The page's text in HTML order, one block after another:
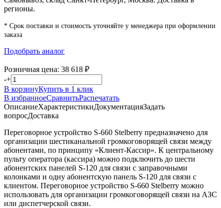
регионы.
* Срок поставки и стоимость уточняйте у менеджера при оформлении
заказа
Подобрать аналог
Розничная цена: 38 618 ₽
-+
В корзинуКупить в 1 клик
В избранноеСравнитьРаспечатать
ОписаниеХарактеристикиДокументацияЗадать
вопросДоставка
Переговорное устройство S-660 Stelberry предназначено для
организации шестиканальной громкоговорящей связи между
абонентами, по принципу «Клиент-Кассир». К центральному
пульту оператора (кассира) можно подключить до шести
абонентских панелей S-120 для связи с заправочными
колонками и одну абонентскую панель S-120 для связи с
клиентом. Переговорное устройство S-660 Stelberry можно
использовать для организации громкоговорящей связи на АЗС
или диспетчерской связи.